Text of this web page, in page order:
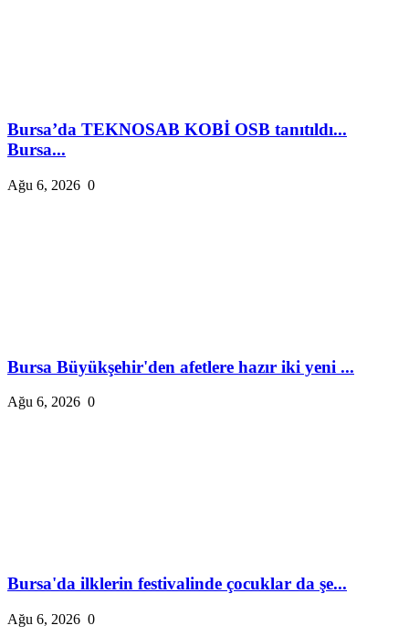
Bursa’da TEKNOSAB KOBİ OSB tanıtıldı...
Bursa...
Ağu 6, 2026 0
Bursa Büyükşehir'den afetlere hazır iki yeni ...
Ağu 6, 2026 0
Bursa'da ilklerin festivalinde çocuklar da şe...
Ağu 6, 2026 0